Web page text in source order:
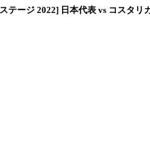
テージ 2022] 日本代表 vs コスタリ